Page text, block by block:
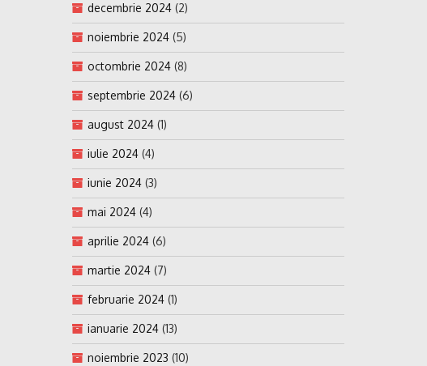
decembrie 2024 (2)
noiembrie 2024 (5)
octombrie 2024 (8)
septembrie 2024 (6)
august 2024 (1)
iulie 2024 (4)
iunie 2024 (3)
mai 2024 (4)
aprilie 2024 (6)
martie 2024 (7)
februarie 2024 (1)
ianuarie 2024 (13)
noiembrie 2023 (10)